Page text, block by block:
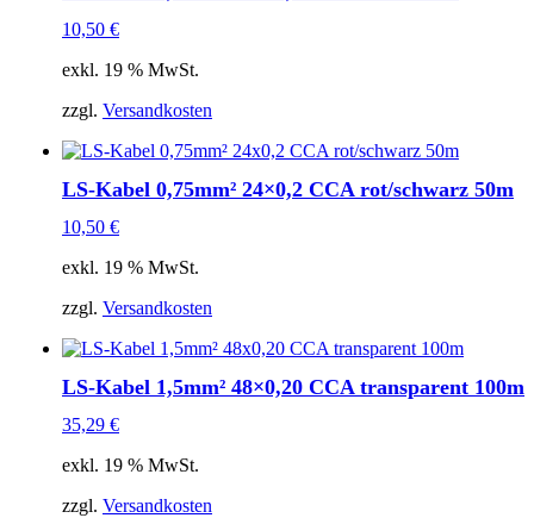
10,50 €
exkl. 19 % MwSt.
zzgl. Versandkosten
LS-Kabel 0,75mm² 24×0,2 CCA rot/schwarz 50m
10,50 €
exkl. 19 % MwSt.
zzgl. Versandkosten
LS-Kabel 1,5mm² 48×0,20 CCA transparent 100m
35,29 €
exkl. 19 % MwSt.
zzgl. Versandkosten